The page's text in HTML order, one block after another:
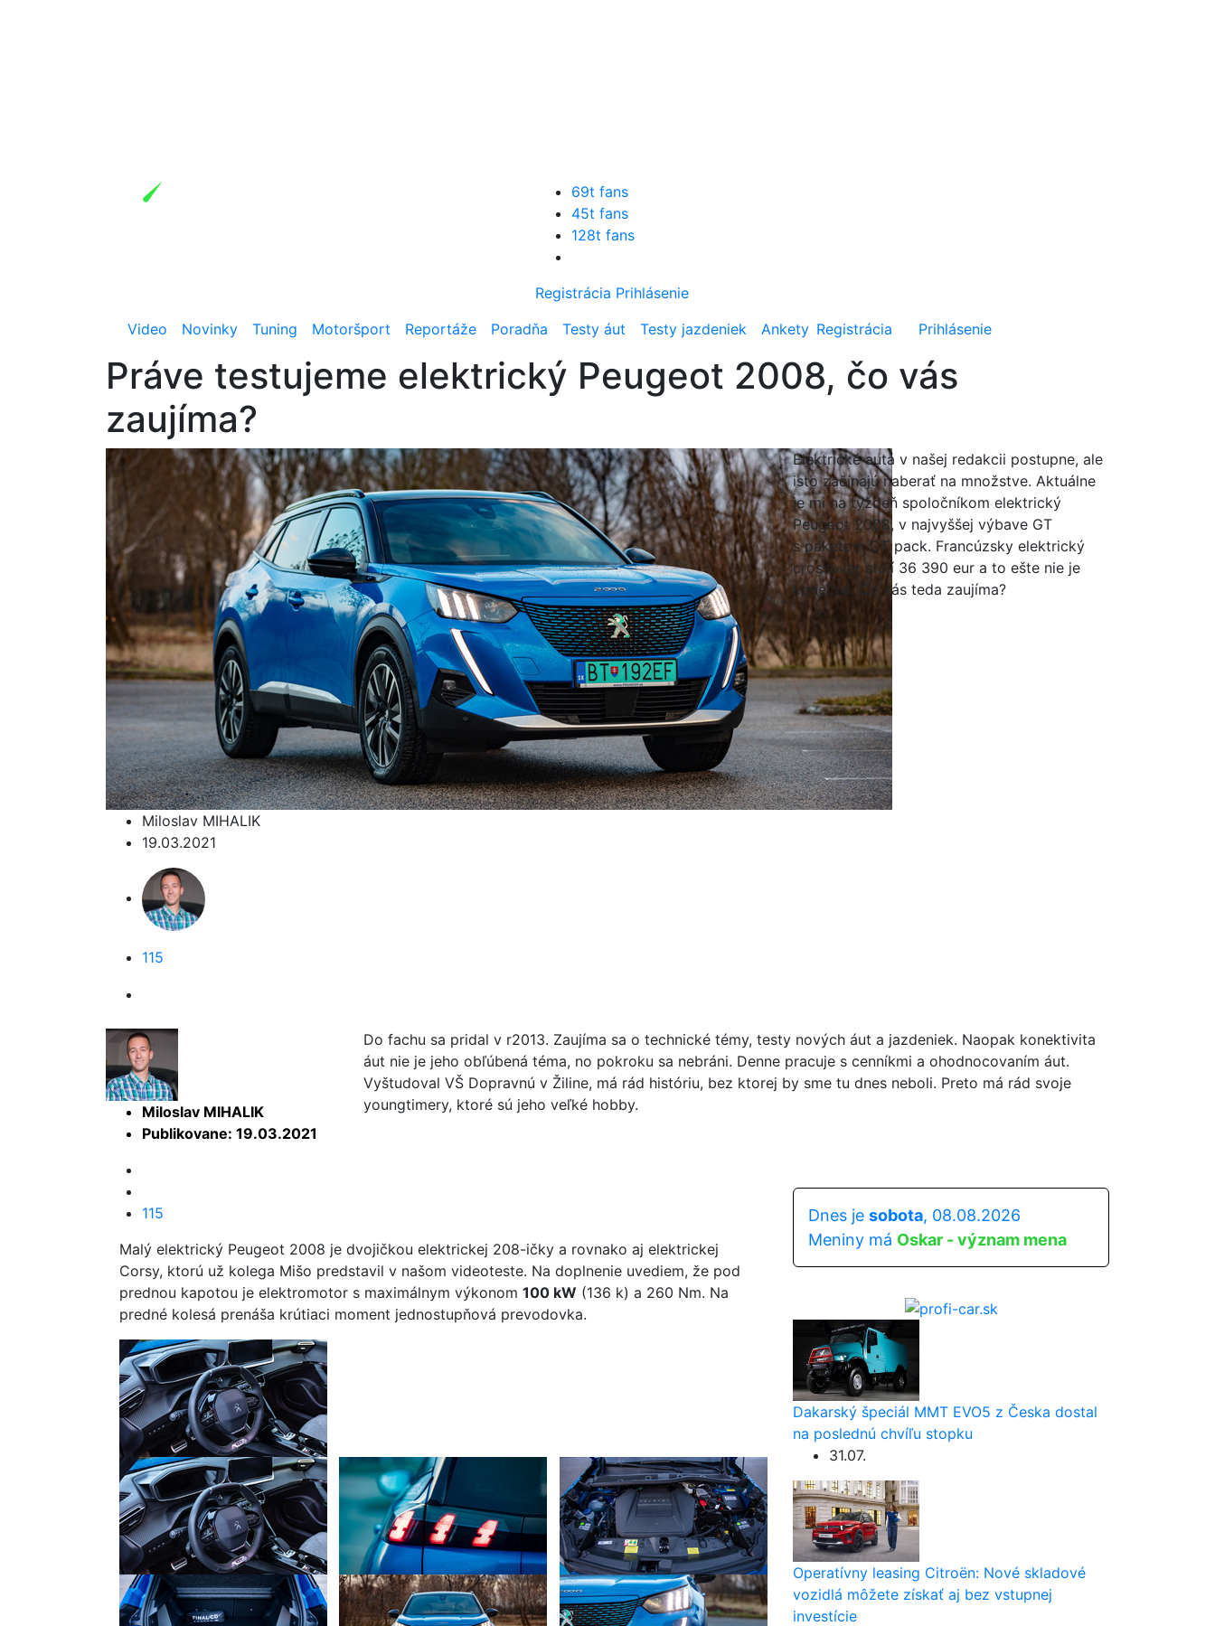
69t fans
45t fans
128t fans
Registrácia Prihlásenie
Video
Novinky Tuning Motoršport Reportáže Poradňa Testy áut Testy jazdeniek Ankety Registrácia Prihlásenie
Práve testujeme elektrický Peugeot 2008, čo vás
zaujíma?
Miloslav MIHALIK
19.03.2021
115
Elektrické autá v našej redakcii postupne, ale
isto začínajú naberať na množstve. Aktuálne
je mi na týždeň spoločníkom elektrický
Peugeot 2008, v najvyššej výbave GT
s paketom GT pack. Francúzsky elektrický
crossover stojí 36 390 eur a to ešte nie je
konečná. Čo vás teda zaujíma?
Miloslav MIHALIK
Publikovane: 19.03.2021
Do fachu sa pridal v r2013. Zaujíma sa o technické témy, testy nových áut a jazdeniek. Naopak konektivita
áut nie je jeho obľúbená téma, no pokroku sa nebráni. Denne pracuje s cenníkmi a ohodnocovaním áut.
Vyštudoval VŠ Dopravnú v Žiline, má rád históriu, bez ktorej by sme tu dnes neboli. Preto má rád svoje
youngtimery, ktoré sú jeho veľké hobby.
115
Malý elektrický Peugeot 2008 je dvojičkou elektrickej 208-ičky a rovnako aj elektrickej
Corsy, ktorú už kolega Mišo predstavil v našom videoteste. Na doplnenie uvediem, že pod
prednou kapotou je elektromotor s maximálnym výkonom 100 kW (136 k) a 260 Nm. Na
predné kolesá prenáša krútiaci moment jednostupňová prevodovka.
Dnes je sobota, 08.08.2026
Meniny má Oskar - význam mena
Dakarský špeciál MMT EVO5 z Česka dostal
na poslednú chvíľu stopku
31.07.
Operatívny leasing Citroën: Nové skladové
vozidlá môžete získať aj bez vstupnej
investície